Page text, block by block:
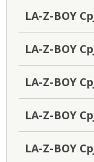
LA-Z-BOY
LA-Z-BOY
LA-Z-BOY
LA-Z-BOY
LA-Z-BOY